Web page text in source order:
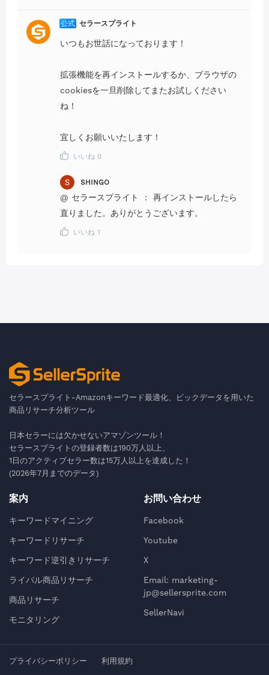
公式 セラースプライト
いつもお世話になっております！
拡張機能を再インストールするか、ブラウザの
cookiesを一旦削除してまたお試しください
ね！
宜しくお願いいたします！
いいね 0
SHINGO
@ セラースプライト ： 再インストールしたら
直りました。ありがとうございます。
いいね 1
セラースプライト-Amazonキーワード最適化、ビックデータを用いた
商品リサーチ分析ツール
日本セラーには欠かせないアマゾンツール！
セラースプライトの登録者数は190万人以上、
1日のアクティブセラー数は15万人以上を達成した！
(2026年7月までのデータ)
案内
キーワードマイニング
キーワードリサーチ
キーワード逆引きリサーチ
ライバル商品リサーチ
商品リサーチ
モニタリング
お問い合わせ
Facebook
Youtube
X
Email: marketing-
jp@sellersprite.com
SellerNavi
プライバシーポリシー 利用規約